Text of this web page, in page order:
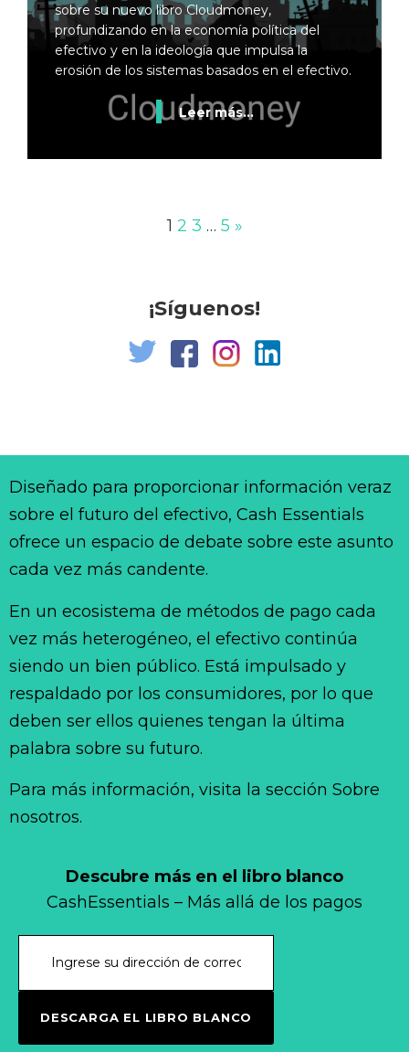
sobre su nuevo libro Cloudmoney,
profundizando en la economía política del
efectivo y en la ideología que impulsa la
erosión de los sistemas basados en el efectivo.
Leer más...
1 2 3 … 5 »
¡Síguenos!
Descubre más en el libro blanco
CashEssentials – Más allá de los pagos
DESCARGA EL LIBRO BLANCO
Diseñado para proporcionar información veraz
sobre el futuro del efectivo, Cash Essentials
ofrece un espacio de debate sobre este asunto
cada vez más candente.
En un ecosistema de métodos de pago cada
vez más heterogéneo, el efectivo continúa
siendo un bien público. Está impulsado y
respaldado por los consumidores, por lo que
deben ser ellos quienes tengan la última
palabra sobre su futuro.
Para más información, visita la sección Sobre
nosotros.